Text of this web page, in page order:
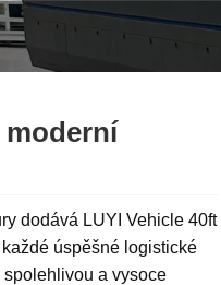
moderní
dodává LUYI Vehicle 40ft
úspěšné logistické
a vysoce